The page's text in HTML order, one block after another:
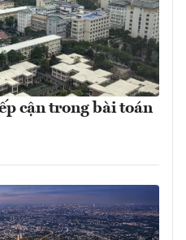
cận trong bài toán